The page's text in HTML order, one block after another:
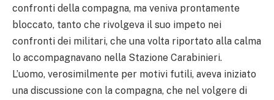
confronti della compagna, ma veniva prontamente
bloccato, tanto che rivolgeva il suo impeto nei
confronti dei militari, che una volta riportato alla calma
lo accompagnavano nella Stazione Carabinieri.
L’uomo, verosimilmente per motivi futili, aveva iniziato
una discussione con la compagna, che nel volgere di